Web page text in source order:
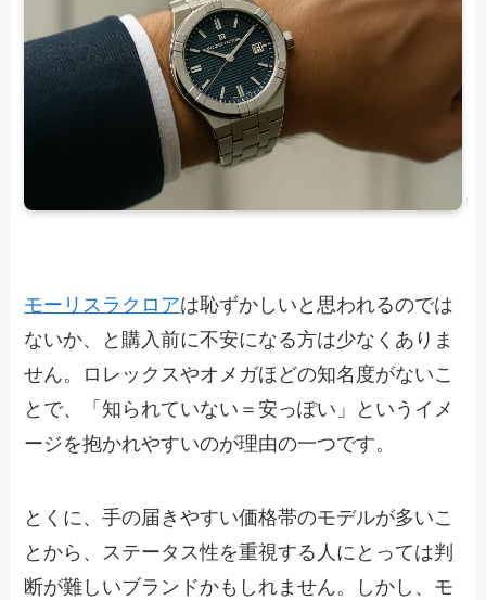
モーリスラクロアは恥ずかしいと思われるのでは
ないか、と購入前に不安になる方は少なくありま
せん。ロレックスやオメガほどの知名度がないこ
とで、「知られていない＝安っぽい」というイメ
ージを抱かれやすいのが理由の一つです。
とくに、手の届きやすい価格帯のモデルが多いこ
とから、ステータス性を重視する人にとっては判
断が難しいブランドかもしれません。しかし、モ